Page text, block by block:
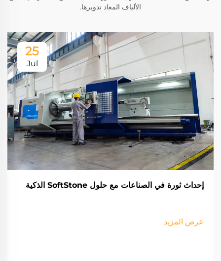
الألياف المعاد تدويرها.
25
Jul
إحداث ثورة في الصناعات مع حلول SoftStone الذكية
عرض المزيد